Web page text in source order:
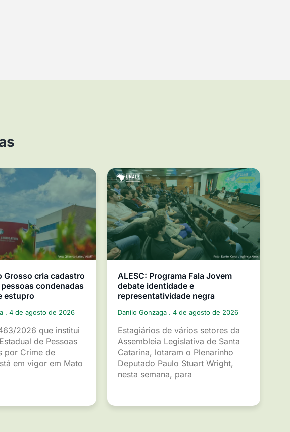
Grosso cria cadastro
condenadas
estupro
4 de agosto de 2026
2026 que institui
de Pessoas
por Crime de
em vigor em Mato
ALESC: Programa Fala Jovem
debate identidade e
representatividade negra
Danilo Gonzaga 4 de agosto de 2026
Estagiários de vários setores da
Assembleia Legislativa de Santa
Catarina, lotaram o Plenarinho
Deputado Paulo Stuart Wright,
nesta semana, para